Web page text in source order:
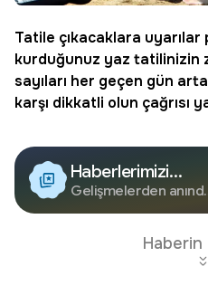
Tatile çıkacaklara uyarılar
kurduğunuz yaz tatilinizin
sayıları her geçen gün
karşı dikkatli olun çağrısı
Haberlerimizi
Google'da Takip
Edin
Gelişmelerden
Haberin